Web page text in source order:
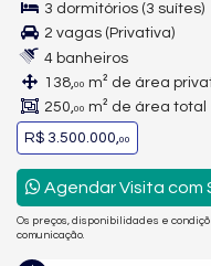
3 dormitórios (3 suítes)
2 vagas (Privativa)
4 banheiros
138,00 m² de área
250,00 m² de área total
R$ 3.500.000,00
Agendar Visita com
Os preços, disponibilidades e
comunicação.